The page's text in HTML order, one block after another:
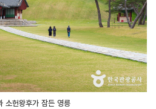
소헌왕후가 잠든 영릉